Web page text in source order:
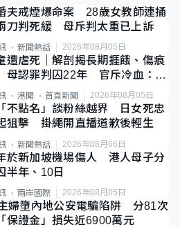
夫戒煙爆命案 28歲女教師連捅
刀判死緩 母斥判太重已上訴
新聞熱話 2026年08月05日
遭虐死｜解剖揭長期捱餓、傷痕
認罪判囚22年 官斥冷血：同
惡劣
港聞 首頁新聞 2026年08月05日
不點名」談粉絲越界 日女死忠
狙擊 掛繩開直播道歉後輕生
新聞熱話 2026年08月06日
於新加坡機場傷人 港人母子分
半年、10日
兩岸國際 2026年08月05日
婦墮內地公安電騙陷阱 分81次
保證金」損失近6900萬元